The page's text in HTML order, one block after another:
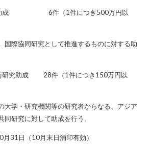
究助成 6件（1件につき500万円以
国際協同研究として推進するものに対する助
研究助成 28件（1件につき150万円以
大学・研究機関等の研究者からなる、アジア
同研究に対して助成を行う。
31日（10月末日消印有効）